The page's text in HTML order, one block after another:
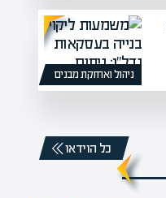
ניהול ואחזקת מבנים
כל הוידאו